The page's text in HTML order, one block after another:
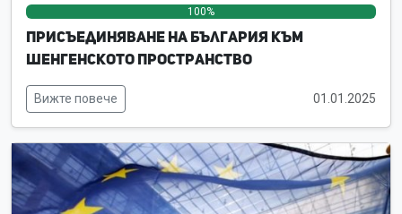
100%
Присъединяване на България към
Шенгенското пространство
Вижте повече 01.01.2025